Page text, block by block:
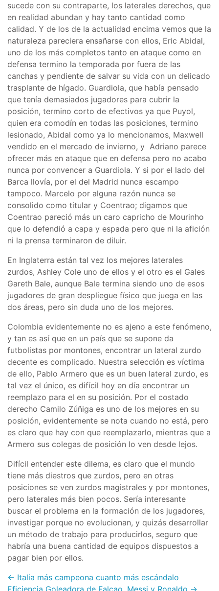
sucede con su contraparte, los laterales derechos, que
en realidad abundan y hay tanto cantidad como
calidad. Y de los de la actualidad encima vemos que la
naturaleza pareciera ensañarse con ellos, Eric Abidal,
uno de los más completos tanto en ataque como en
defensa termino la temporada por fuera de las
canchas y pendiente de salvar su vida con un delicado
trasplante de hígado. Guardiola, que había pensado
que tenía demasiados jugadores para cubrir la
posición, termino corto de efectivos ya que Puyol,
quien era comodín en todas las posiciones, termino
lesionado, Abidal como ya lo mencionamos, Maxwell
vendido en el mercado de invierno, y Adriano parece
ofrecer más en ataque que en defensa pero no acabo
nunca por convencer a Guardiola. Y si por el lado del
Barca llovía, por el del Madrid nunca escampo
tampoco. Marcelo por alguna razón nunca se
consolido como titular y Coentrao; digamos que
Coentrao pareció más un caro capricho de Mourinho
que lo defendió a capa y espada pero que ni la afición
ni la prensa terminaron de diluir.
En Inglaterra están tal vez los mejores laterales
zurdos, Ashley Cole uno de ellos y el otro es el Gales
Gareth Bale, aunque Bale termina siendo uno de esos
jugadores de gran despliegue físico que juega en las
dos áreas, pero sin duda uno de los mejores.
Colombia evidentemente no es ajeno a este fenómeno,
y tan es así que en un país que se supone da
futbolistas por montones, encontrar un lateral zurdo
decente es complicado. Nuestra selección es víctima
de ello, Pablo Armero que es un buen lateral zurdo, es
tal vez el único, es difícil hoy en día encontrar un
reemplazo para el en su posición. Por el costado
derecho Camilo Zúñiga es uno de los mejores en su
posición, evidentemente se nota cuando no está, pero
es claro que hay con que reemplazarlo, mientras que a
Armero sus colegas de posición lo ven desde lejos.
Difícil entender este dilema, es claro que el mundo
tiene más diestros que zurdos, pero en otras
posiciones se ven zurdos magistrales y por montones,
pero laterales más bien pocos. Sería interesante
buscar el problema en la formación de los jugadores,
investigar porque no evolucionan, y quizás desarrollar
un método de trabajo para producirlos, seguro que
habría una buena cantidad de equipos dispuestos a
pagar bien por ellos.
← Italia más campeona cuanto más escándalo
Eficiencia Goleadora de Falcao, Messi y Ronaldo →